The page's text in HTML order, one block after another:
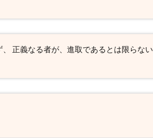
正義なる者が、進取であるとは限らない